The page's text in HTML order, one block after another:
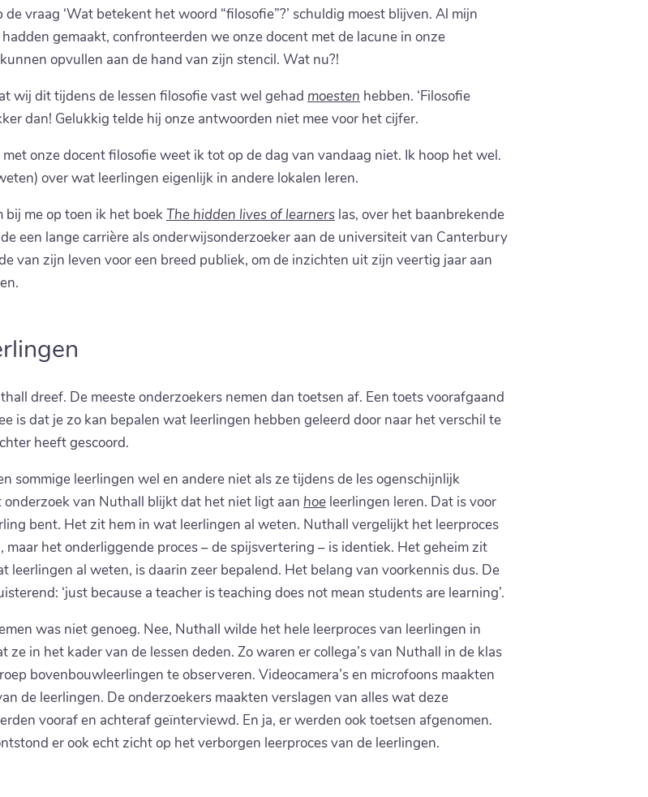
vraag ‘Wat betekent het woord “filosofie”?’ schuldig moest blijven. Al mijn
gemaakt, confronteerden we onze docent met de lacune in onze
opvullen aan de hand van zijn stencil. Wat nu?!
wij dit tijdens de lessen filosofie vast wel gehad moesten hebben. ‘Filosofie
dan! Gelukkig telde hij onze antwoorden niet mee voor het cijfer.
onze docent filosofie weet ik tot op de dag van vandaag niet. Ik hoop het wel.
over wat leerlingen eigenlijk in andere lokalen leren.
bij me op toen ik het boek The hidden lives of learners las, over het baanbrekende
een lange carrière als onderwijsonderzoeker aan de universiteit van Canterbury
van zijn leven voor een breed publiek, om de inzichten uit zijn veertig jaar aan
dreef. De meeste onderzoekers nemen dan toetsen af. Een toets voorafgaand
is dat je zo kan bepalen wat leerlingen hebben geleerd door naar het verschil te
heeft gescoord.
sommige leerlingen wel en andere niet als ze tijdens de les ogenschijnlijk
van Nuthall blijkt dat het niet ligt aan hoe leerlingen leren. Dat is voor
bent. Het zit hem in wat leerlingen al weten. Nuthall vergelijkt het leerproces
maar het onderliggende proces – de spijsvertering – is identiek. Het geheim zit
leerlingen al weten, is daarin zeer bepalend. Het belang van voorkennis dus. De
‘just because a teacher is teaching does not mean students are learning’.
was niet genoeg. Nee, Nuthall wilde het hele leerproces van leerlingen in
in het kader van de lessen deden. Zo waren er collega’s van Nuthall in de klas
bovenbouwleerlingen te observeren. Videocamera’s en microfoons maakten
de leerlingen. De onderzoekers maakten verslagen van alles wat deze
vooraf en achteraf geïnterviewd. En ja, er werden ook toetsen afgenomen.
er ook echt zicht op het verborgen leerproces van de leerlingen.